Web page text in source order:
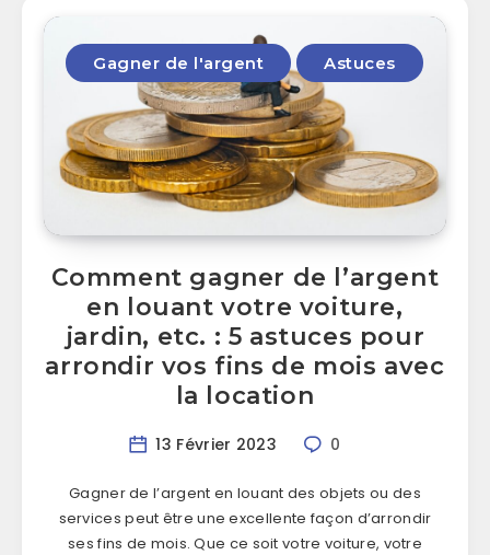
Gagner de l'argent Astuces
Comment gagner de l’argent
en louant votre voiture,
jardin, etc. : 5 astuces pour
arrondir vos fins de mois avec
la location
13 Février 2023 0
Gagner de l’argent en louant des objets ou des
services peut être une excellente façon d’arrondir
ses fins de mois. Que ce soit votre voiture, votre